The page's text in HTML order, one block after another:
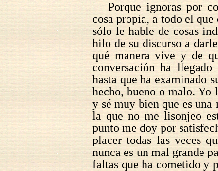
Porque ignoras por
cosa propia, a todo el
sólo le hable de cosas
hilo de su discurso a
qué manera vive y de
conversación ha
hasta que ha examinado
hecho, bueno o malo. Yo
y sé muy bien que es una
la que no me lisonjeo
punto me doy por
placer todas las veces
nunca es un mal grande
faltas que ha cometido y